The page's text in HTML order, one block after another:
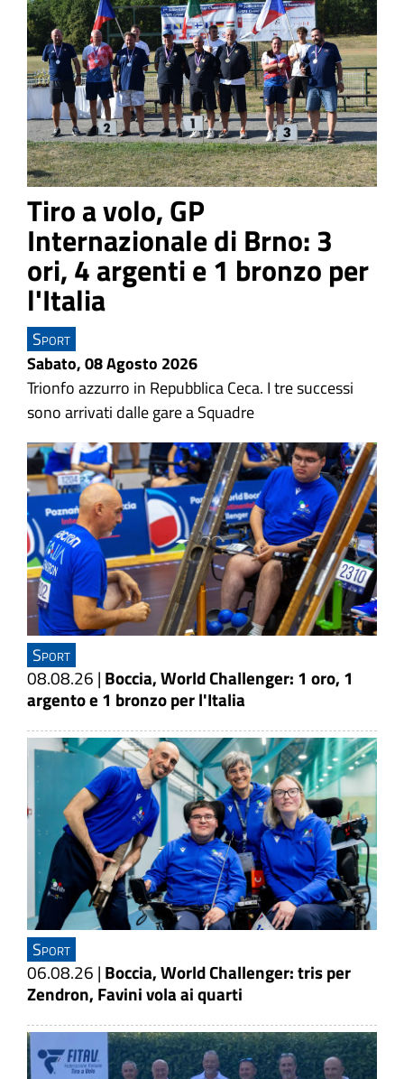
Tiro a volo, GP
Internazionale di Brno: 3
ori, 4 argenti e 1 bronzo per
l'Italia
Sport
Sabato, 08 Agosto 2026
Trionfo azzurro in Repubblica Ceca. I tre successi
sono arrivati dalle gare a Squadre
Sport
08.08.26 | Boccia, World Challenger: 1 oro, 1
argento e 1 bronzo per l'Italia
Sport
06.08.26 | Boccia, World Challenger: tris per
Zendron, Favini vola ai quarti